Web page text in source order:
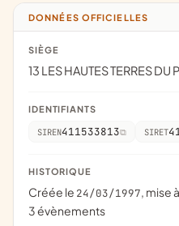
DONNÉES OFFICIELLES
SIÈGE
13 LES HAUTES TERRES
IDENTIFIANTS
SIREN411533813 SIRET
HISTORIQUE
Créée le 24/03/1997, mise
3 évènements